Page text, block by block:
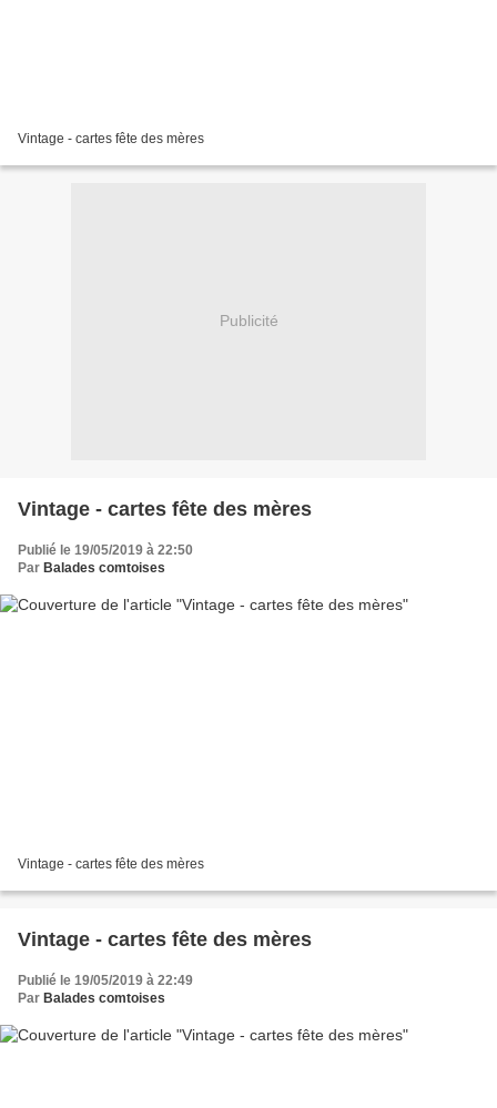
Vintage - cartes fête des mères
Publicité
Vintage - cartes fête des mères
Publié le 19/05/2019 à 22:50
Par Balades comtoises
Vintage - cartes fête des mères
Vintage - cartes fête des mères
Publié le 19/05/2019 à 22:49
Par Balades comtoises